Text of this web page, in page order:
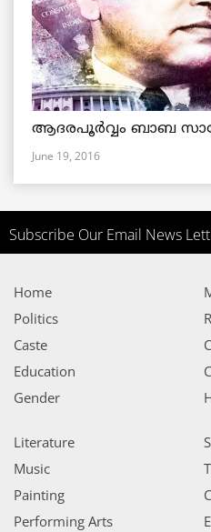
ആദരപൂര്‍വ്വം ബാബ
June 19, 2016
Subscribe Our Email News
Home
Politics
Caste
Education
Gender
Literature
Music
Painting
Performing Arts